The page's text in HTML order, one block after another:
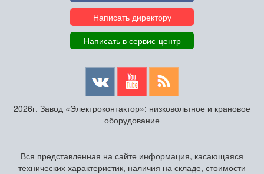
Написать директору
Написать в сервис-центр
2026г. Завод «Электроконтактор»: низковольтное и крановое
оборудование
Вся представленная на сайте информация, касающаяся
технических характеристик, наличия на складе, стоимости